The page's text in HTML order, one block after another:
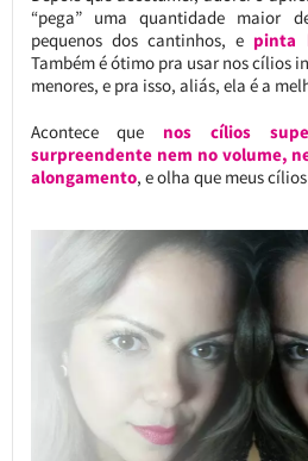
“pega” uma quantidade maior
pequenos dos cantinhos, e pinta
Também é ótimo pra usar nos cílios
menores, e pra isso, aliás, ela é a
Acontece que nos cílios
surpreendente nem no volume,
alongamento, e olha que meus